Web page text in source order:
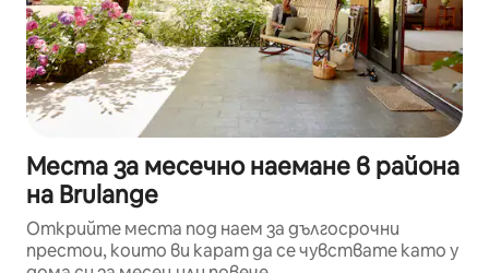
Места за месечно наемане в района
на Brulange
Открийте места под наем за дългосрочни
престои, които ви карат да се чувствате като у